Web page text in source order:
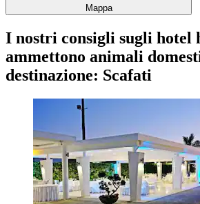
Mappa
I nostri consigli sugli hotel
ammettono animali
destinazione: Scafati